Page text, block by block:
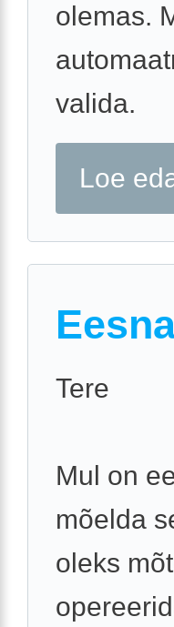
olemas.
valida.
Loe
Tere
Mul on
mõelda
oleks